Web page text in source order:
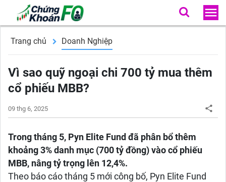
Trang chủ Doanh Nghiệp
Vì sao quỹ ngoại chi 700 tỷ mua thêm
cổ phiếu MBB?
09 thg 6, 2025
Trong tháng 5, Pyn Elite Fund đã phân bổ thêm
khoảng 3% danh mục (700 tỷ đồng) vào cổ phiếu
MBB, nâng tỷ trọng lên 12,4%.
Theo báo cáo tháng 5 mới công bố, Pyn Elite Fund